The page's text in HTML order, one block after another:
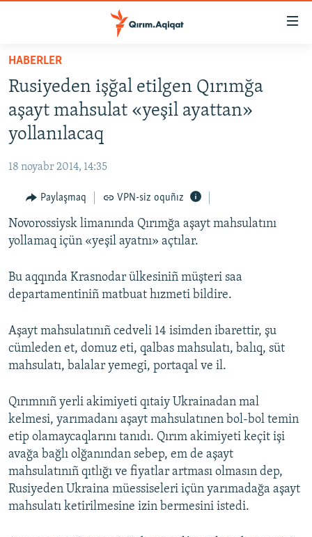
Esas
qaytmaq
Baş
navigatsiyağa
qaytmaq
Qıdıruvğa
qaytmaq
SİYASET
İQTİSADİYAT
MEDENİYET
İNSAN AQLARI
VİDEO
BLOGLAR
FİKİR
Русский
Українською
QOŞULIÑIZ!
RFE/RS bütün saytları
HABERLER
Rusiyeden işğal etilgen Qırımğa
aşayt mahsulat «yeşil ayattan»
yollanılacaq
18 noyabr 2014, 14:35
Paylaşmaq VPN-siz oquñız
Novorossiysk limanında Qırımğa aşayt mahsulatını
yollamaq içün «yeşil ayatnı» açtılar.
Bu aqqında Krasnodar ülkesiniñ müşteri saa
departamentiniñ matbuat hızmeti bildire.
Aşayt mahsulatınıñ cedveli 14 isimden ibarettir, şu
cümleden et, domuz eti, qalbas mahsulatı, balıq, süt
mahsulatı, balalar yemegi, portaqal ve il.
Qırımnıñ yerli akimiyeti qıtaiy Ukrainadan mal
kelmesi, yarımadanı aşayt mahsulatınen bol-bol temin
etip olamaycaqlarını tanıdı. Qırım akimiyeti keçit işi
avağa bağlı olğanından sebep, em de aşayt
mahsulatınıñ qıtlığı ve fiyatlar artması olmasın dep,
Rusiyeden Ukraina müessiseleri içün yarımadağa aşayt
mahsulatı ketirilmesine izin bermesini istedi.